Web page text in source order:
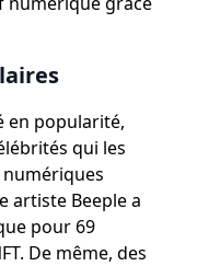
en popularité,
qui les
artiste Beeple a
pour 69
De même, des